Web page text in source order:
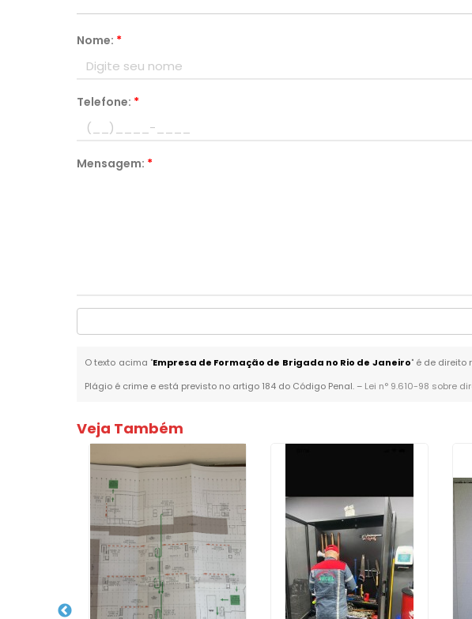
Nome: *
Telefone: *
Mensagem: *
O texto acima "Empresa de Formação de Brigada no Rio de Janeiro" é de direito
Plágio é crime e está previsto no artigo 184 do Código Penal. – Lei n° 9.610-98 sobre
Veja Também